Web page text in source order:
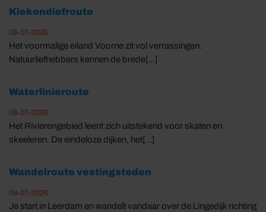
Kiekendiefroute
08-07-2026
Het voormalige eiland Voorne zit vol verrassingen.
Natuurliefhebbers kennen de brede[...]
Waterlinieroute
08-07-2026
Het Rivierengebied leent zich uitstekend voor skaten en
skeeleren. De eindeloze dijken, het[...]
Wandelroute vestingsteden
08-07-2026
Je start in Leerdam en wandelt vandaar over de Lingedijk richting